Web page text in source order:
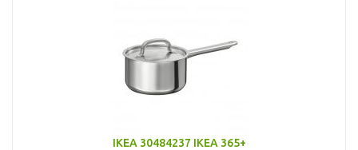
IKEA 30484237 IKEA 365+